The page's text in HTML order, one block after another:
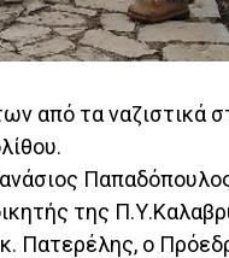
από τα ναζιστικά
της
Πατερέλης, ο